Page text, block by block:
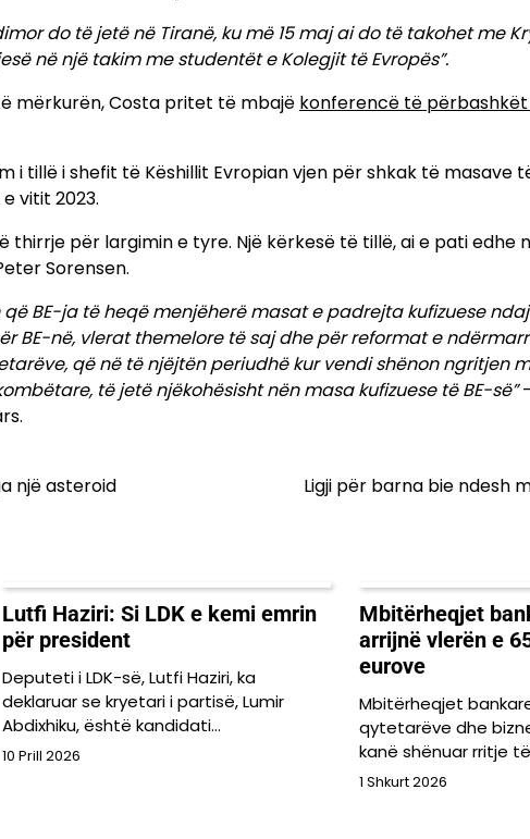
do të jetë në Tiranë, ku më 15 maj ai do të takohet me
në një takim me studentët e Kolegjit të Evropës”.
mërkurën, Costa pritet të mbajë konferencë të
i tillë i shefit të Këshillit Evropian vjen për shkak të masave
vitit 2023.
thirrje për largimin e tyre. Një kërkesë të tillë, ai e pati edhe
Sorensen.
BE-ja të heqë menjëherë masat e padrejta kufizuese ndaj
BE-në, vlerat themelore të saj dhe për reformat e
që në të njëjtën periudhë kur vendi shënon ngritjen
të jetë njëkohësisht nën masa kufizuese të BE-së”
një asteroid Ligji për barna bie ndesh
Lutfi Haziri: Si LDK e kemi emrin
për president
Deputeti i LDK-së, Lutfi Haziri, ka
deklaruar se kryetari i partisë, Lumir
Abdixhiku, është kandidati…
10 Prill 2026
Mbitërheqjet
arrijnë vlerën e
eurove
Mbitërheqjet
qytetarëve dhe
kanë shënuar rritje
1 Shkurt 2026